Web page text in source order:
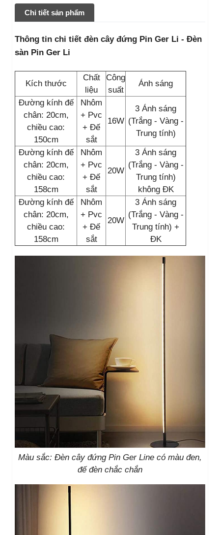
Chi tiết sản phẩm
Thông tin chi tiết đèn cây đứng Pin Ger Li - Đèn
sàn Pin Ger Li
Kích thước
Chất
liệu
Công
suất
Ánh sáng
Đường kính đế
chân: 20cm,
chiều cao:
150cm
Nhôm
+ Pvc
+ Đế
sắt
16W
3 Ánh sáng
(Trắng - Vàng -
Trung tính)
Đường kính đế
chân: 20cm,
chiều cao:
158cm
Nhôm
+ Pvc
+ Đế
sắt
20W
3 Ánh sáng
(Trắng - Vàng -
Trung tính)
không ĐK
Đường kính đế
chân: 20cm,
chiều cao:
158cm
Nhôm
+ Pvc
+ Đế
sắt
20W
3 Ánh sáng
(Trắng - Vàng -
Trung tính) +
ĐK
Màu sắc: Đèn cây đứng Pin Ger Line có màu đen,
đế đèn chắc chắn